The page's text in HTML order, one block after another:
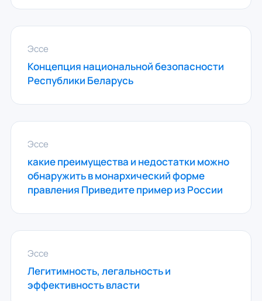
Эссе
Концепция национальной безопасности
Республики Беларусь
Эссе
какие преимущества и недостатки можно
обнаружить в монархический форме
правления Приведите пример из России
Эссе
Легитимность, легальность и
эффективность власти